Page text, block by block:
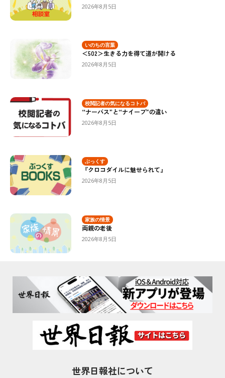
2026年8月5日
いのちの言葉
＜502＞生きる力を得て道が開ける
2026年8月5日
校閲記者の気になるコトバ
“ナーバス”と“ナイーブ”の違い
2026年8月5日
ぶっくす
『クロコダイルに魅せられて』
2026年8月5日
家族の情景
両親の老後
2026年8月5日
世界日報社について